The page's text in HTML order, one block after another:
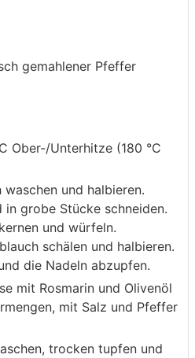
gemahlener Pfeffer
Ober-/Unterhitze (180 °C
und halbieren.
in grobe Stücke schneiden.
und würfeln.
schälen und halbieren.
die Nadeln abzupfen.
mit Rosmarin und Olivenöl
mit Salz und Pfeffer
trocken tupfen und